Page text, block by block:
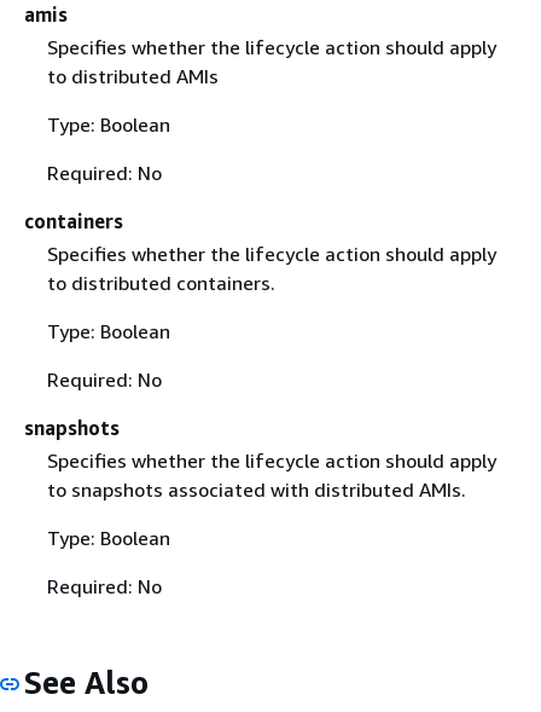
amis
Specifies whether the lifecycle action should apply
to distributed AMIs
Type: Boolean
Required: No
containers
Specifies whether the lifecycle action should apply
to distributed containers.
Type: Boolean
Required: No
snapshots
Specifies whether the lifecycle action should apply
to snapshots associated with distributed AMIs.
Type: Boolean
Required: No
See Also